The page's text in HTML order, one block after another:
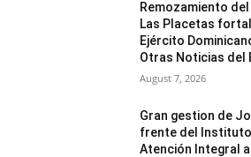
Remozamiento
Las Placetas
Ejército
Otras Noticias del
August 7, 2026
Gran gestion de
frente del
Atención Integral